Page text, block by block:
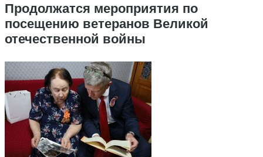
Продолжатся мероприятия по
посещению ветеранов Великой
отечественной войны